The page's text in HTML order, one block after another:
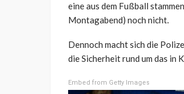
eine aus dem Fußball
Montagabend) noch nicht.
Dennoch macht sich die
die Sicherheit rund um das in
Embed from Getty Images